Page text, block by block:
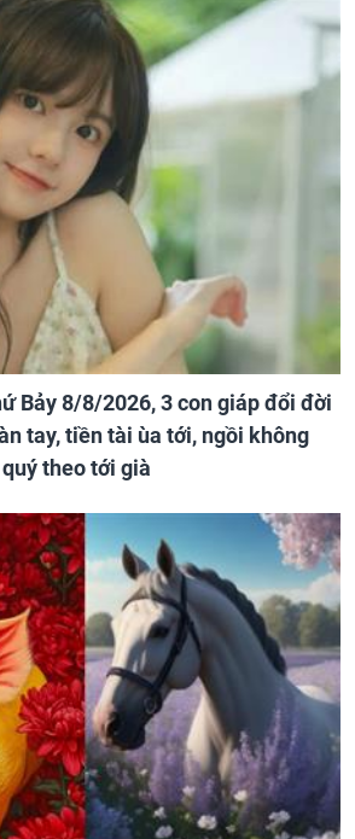
Bảy 8/8/2026, 3 con giáp đổi đời
tay, tiền tài ùa tới, ngồi không
theo tới già